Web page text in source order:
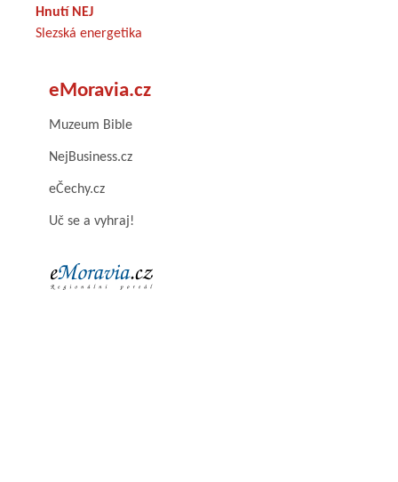
Hnutí NEJ
Slezská energetika
eMoravia.cz
Muzeum Bible
NejBusiness.cz
eČechy.cz
Uč se a vyhraj!